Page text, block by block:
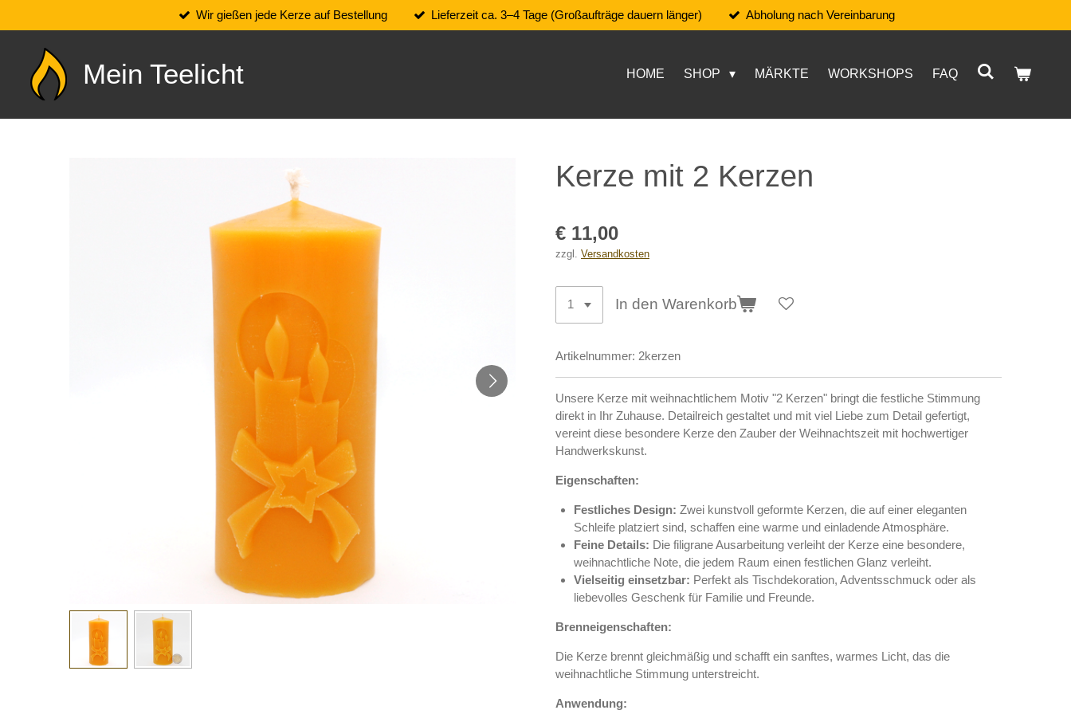
Hauptinhalt
springen
Wir gießen jede Kerze auf Bestellung Lieferzeit ca. 3–4 Tage (Großaufträge dauern länger) Abholung nach Vereinbarung
Mein Teelicht HOME SHOP MÄRKTE WORKSHOPS FAQ
Kerze mit 2 Kerzen
€ 11,00
zzgl. Versandkosten
In den Warenkorb
Artikelnummer: 2kerzen
Unsere Kerze mit weihnachtlichem Motiv "2 Kerzen" bringt die festliche Stimmung
direkt in Ihr Zuhause. Detailreich gestaltet und mit viel Liebe zum Detail gefertigt,
vereint diese besondere Kerze den Zauber der Weihnachtszeit mit hochwertiger
Handwerkskunst.
Eigenschaften:
Festliches Design: Zwei kunstvoll geformte Kerzen, die auf einer eleganten
Schleife platziert sind, schaffen eine warme und einladende Atmosphäre.
Feine Details: Die filigrane Ausarbeitung verleiht der Kerze eine besondere,
weihnachtliche Note, die jedem Raum einen festlichen Glanz verleiht.
Vielseitig einsetzbar: Perfekt als Tischdekoration, Adventsschmuck oder als
liebevolles Geschenk für Familie und Freunde.
Brenneigenschaften:
Die Kerze brennt gleichmäßig und schafft ein sanftes, warmes Licht, das die
weihnachtliche Stimmung unterstreicht.
Anwendung: